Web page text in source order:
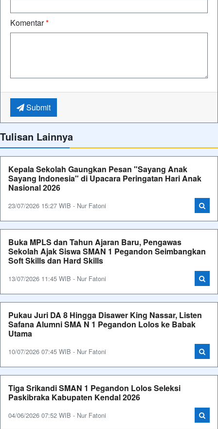
Komentar*
Submit
Tulisan Lainnya
Kepala Sekolah Gaungkan Pesan "Sayang Anak
Sayang Indonesia" di Upacara Peringatan Hari Anak
Nasional 2026
23/07/2026 15:27 WIB - Nur Fatoni
Buka MPLS dan Tahun Ajaran Baru, Pengawas
Sekolah Ajak Siswa SMAN 1 Pegandon Seimbangkan
Soft Skills dan Hard Skills
13/07/2026 11:45 WIB - Nur Fatoni
Pukau Juri DA 8 Hingga Disawer King Nassar, Listen
Safana Alumni SMA N 1 Pegandon Lolos ke Babak
Utama
10/07/2026 07:45 WIB - Nur Fatoni
Tiga Srikandi SMAN 1 Pegandon Lolos Seleksi
Paskibraka Kabupaten Kendal 2026
04/06/2026 07:52 WIB - Nur Fatoni